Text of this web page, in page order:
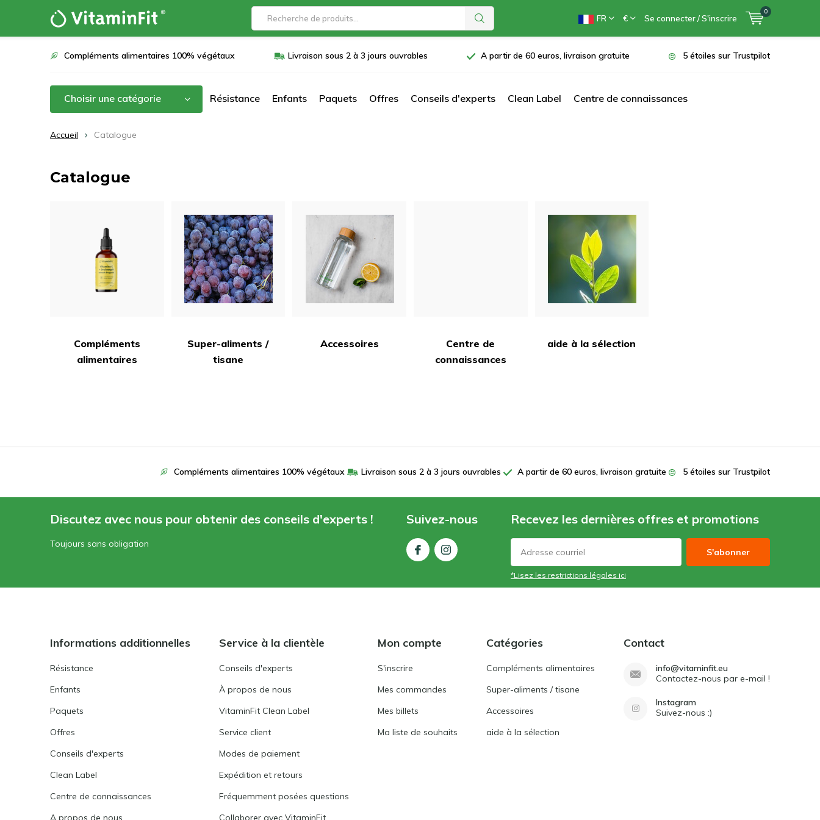
FR € Se connecter / S'inscrire
0
Compléments alimentaires 100% végétaux Livraison sous 2 à 3 jours ouvrables A partir de 60 euros, livraison gratuite 5 étoiles sur Trustpilot
Choisir une catégorie Résistance Enfants Paquets Offres Conseils d'experts Clean Label Centre de connaissances
Accueil Catalogue
Catalogue
Compléments
alimentaires
Super-aliments /
tisane
Accessoires
Centre de
connaissances
aide à la sélection
Compléments alimentaires 100% végétaux Livraison sous 2 à 3 jours ouvrables A partir de 60 euros, livraison gratuite 5 étoiles sur Trustpilot
Discutez avec nous pour obtenir des conseils d'experts !
Toujours sans obligation
Suivez-nous Recevez les dernières offres et promotions
S'abonner
*Lisez les restrictions légales ici
Informations additionnelles
Résistance
Enfants
Paquets
Offres
Conseils d'experts
Clean Label
Centre de connaissances
A propos de nous
Service à la clientèle
Conseils d'experts
À propos de nous
VitaminFit Clean Label
Service client
Modes de paiement
Expédition et retours
Fréquemment posées questions
Collaborer avec VitaminFit
Mon compte
S'inscrire
Mes commandes
Mes billets
Ma liste de souhaits
Catégories
Compléments alimentaires
Super-aliments / tisane
Accessoires
aide à la sélection
Contact
info@vitaminfit.eu
Contactez-nous par e-mail !
Instagram
Suivez-nous :)